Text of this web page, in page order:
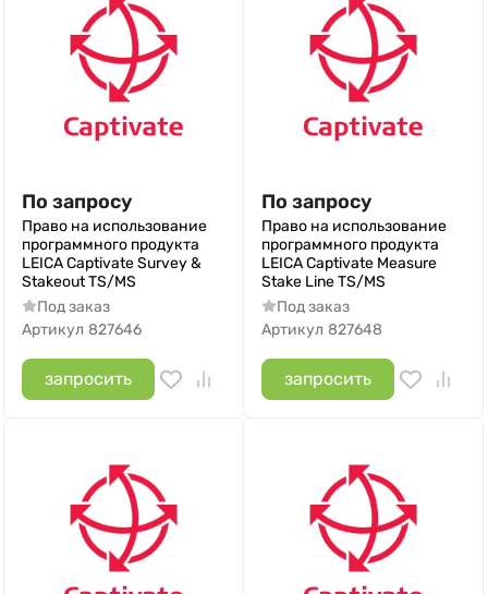
По запросу
Право на использование
программного продукта
LEICA Captivate Survey &
Stakeout TS/MS
Под заказ
Артикул 827646
запросить
По запросу
Право на использование
программного продукта
LEICA Captivate Measure
Stake Line TS/MS
Под заказ
Артикул 827648
запросить